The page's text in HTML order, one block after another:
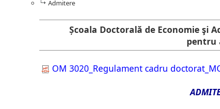
Admitere
Școala Doctorală de Economie şi
pentru
OM 3020_Regulament cadru